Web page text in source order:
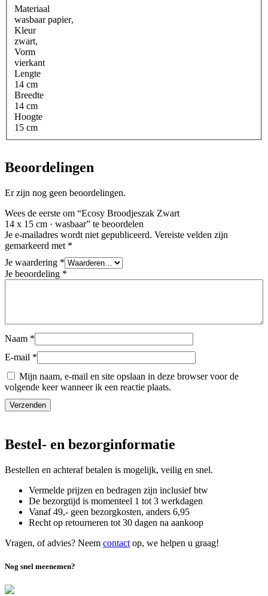
Materiaal
wasbaar papier,
Kleur
zwart,
Vorm
vierkant
Lengte
14 cm
Breedte
14 cm
Hoogte
15 cm
Beoordelingen
Er zijn nog geen beoordelingen.
Wees de eerste om “Ecosy Broodjeszak Zwart
14 x 15 cm · wasbaar” te beoordelen
Je e-mailadres wordt niet gepubliceerd. Vereiste velden zijn
gemarkeerd met *
Je waardering *
Je beoordeling *
Naam *
E-mail *
Mijn naam, e-mail en site opslaan in deze browser voor de
volgende keer wanneer ik een reactie plaats.
Bestel- en bezorginformatie
Bestellen en achteraf betalen is mogelijk, veilig en snel.
Vermelde prijzen en bedragen zijn inclusief btw
De bezorgtijd is momenteel 1 tot 3 werkdagen
Vanaf 49,- geen bezorgkosten, anders 6,95
Recht op retourneren tot 30 dagen na aankoop
Vragen, of advies? Neem contact op, we helpen u graag!
Nog snel meenemen?